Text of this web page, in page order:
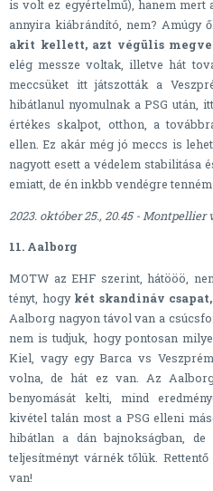
is volt ez egyértelmű), hanem mert
annyira kiábrándító, nem? Amúgy
akit kellett, azt végülis
elég messze voltak, illetve hát
meccsüket itt játszották a
hibátlanul nyomulnak a PSG után,
értékes skalpot, otthon, a
ellen. Ez akár még jó meccs is
nagyott esett a védelem stabilitása
emiatt, de én inkbb vendégre
2023. október 25., 20.45 - Montpellier
11. Aalborg
MOTW az EHF szerint, hátööö,
tényt, hogy két skandináv
Aalborg nagyon távol van a
nem is tudjuk, hogy pontosan
Kiel, vagy egy Barca vs
volna, de hát ez van. Az
benyomását kelti, mind
kivétel talán most a PSG elleni
hibátlan a dán bajnokságban,
teljesítményt várnék tőlük.
van!